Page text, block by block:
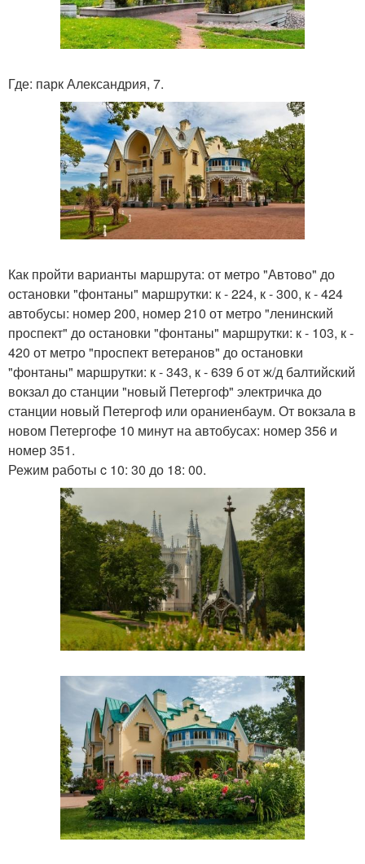
Где: парк Александрия, 7.
Как пройти варианты маршрута: от метро "Автово" до
остановки "фонтаны" маршрутки: к - 224, к - 300, к - 424
автобусы: номер 200, номер 210 от метро "ленинский
проспект" до остановки "фонтаны" маршрутки: к - 103, к -
420 от метро "проспект ветеранов" до остановки
"фонтаны" маршрутки: к - 343, к - 639 б от ж/д балтийский
вокзал до станции "новый Петергоф" электричка до
станции новый Петергоф или ораниенбаум. От вокзала в
новом Петергофе 10 минут на автобусах: номер 356 и
номер 351.
Режим работы c 10: 30 до 18: 00.